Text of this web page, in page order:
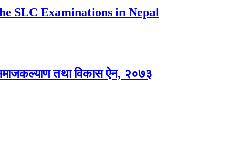
SLC Examinations in Nepal
तथा विकास ऐन, २०७३